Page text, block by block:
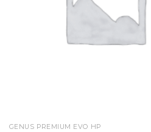
GENUS PREMIUM EVO HP